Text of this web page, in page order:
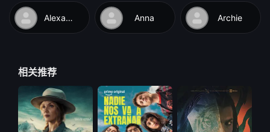
Alexander Anna Archie
相关推荐